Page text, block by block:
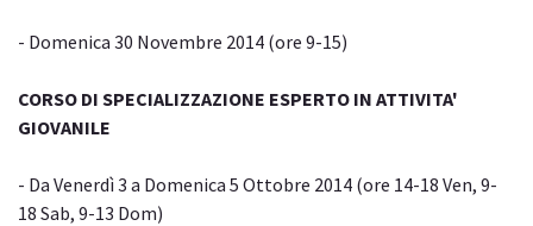
- Domenica 30 Novembre 2014 (ore 9-15)
CORSO DI SPECIALIZZAZIONE ESPERTO IN ATTIVITA'
GIOVANILE
- Da Venerdì 3 a Domenica 5 Ottobre 2014 (ore 14-18 Ven, 9-
18 Sab, 9-13 Dom)